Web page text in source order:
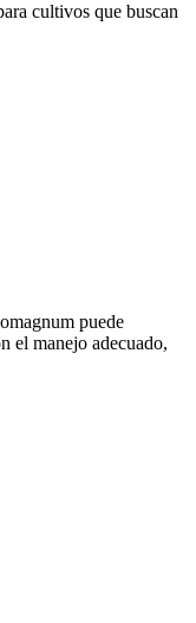
cultivos que buscan
puede
el manejo adecuado,